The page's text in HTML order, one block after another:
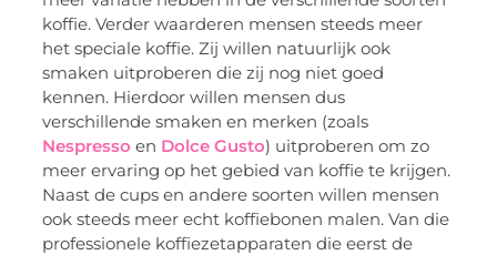
koffie. Verder waarderen mensen steeds meer
het speciale koffie. Zij willen natuurlijk ook
smaken uitproberen die zij nog niet goed
kennen. Hierdoor willen mensen dus
verschillende smaken en merken (zoals
Nespresso en Dolce Gusto) uitproberen om zo
meer ervaring op het gebied van koffie te krijgen.
Naast de cups en andere soorten willen mensen
ook steeds meer echt koffiebonen malen. Van die
professionele koffiezetapparaten die eerst de